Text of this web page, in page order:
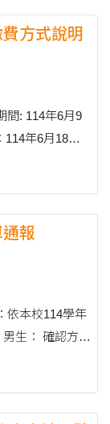
方式說明
報
份確認。 確